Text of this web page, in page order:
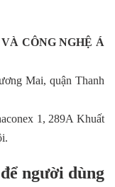
CÔNG NGHỆ Á
Mai, quận Thanh
1, 289A Khuất
người dùng